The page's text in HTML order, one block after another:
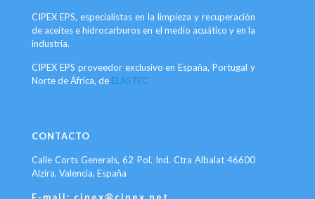
CIPEX EPS, especialistas en la limpieza y recuperación
de aceites e hidrocarburos en el medio acuático y en la
industria.
CIPEX EPS proveedor exclusivo en España, Portugal y
Norte de África, de ELASTEC
CONTACTO
Calle Corts Generals, 62 Pol. Ind. Ctra Albalat 46600
Alzira, Valencia, España